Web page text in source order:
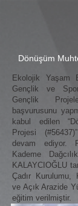
Dönüşüm
Ekolojik Yaşam
Gençlik ve
Gençlik
başvurusunu
kabul edilen
Projesi
devam ediyor.
Kademe
KALAYCIOĞLU
Çadır Kurulumu,
ve Açık Arazide
eğitim verilmiştir.